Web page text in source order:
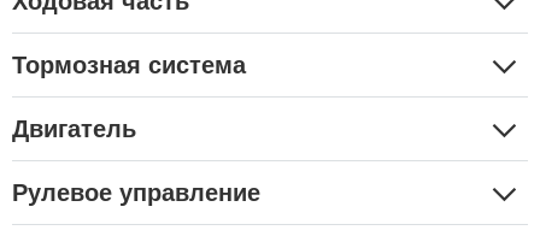
Тормозная система
Двигатель
Рулевое управление